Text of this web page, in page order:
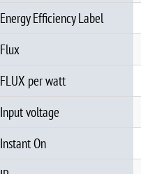
Energy Efficiency Label
Flux
FLUX per watt
Input voltage
Instant On